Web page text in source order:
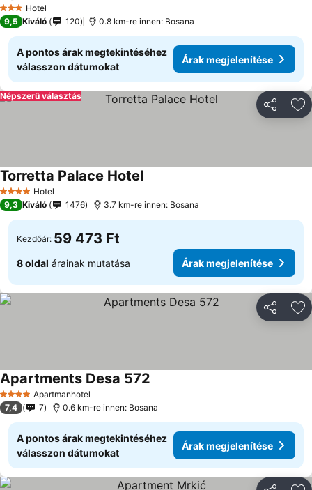
3 Kategória
Hotel
9,5 Kiváló 120 0.8 km-re innen: Bosana
A pontos árak megtekintéséhez
válasszon dátumokat
Árak megjelenítése
Népszerű választás
4 KategóriaHotel
Torretta Palace Hotel
9,3 Kiváló 1476 3.7 km-re innen: Bosana
Kezdőár: 59 473 Ft
8 oldal árainak mutatása Árak megjelenítése
4 KategóriaApartmanhotel
Apartments Desa 572
7,4 7 0.6 km-re innen: Bosana
A pontos árak megtekintéséhez
válasszon dátumokat
Árak megjelenítése